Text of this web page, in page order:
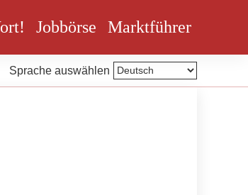
Jobbörse Marktführer
Sprache auswählen